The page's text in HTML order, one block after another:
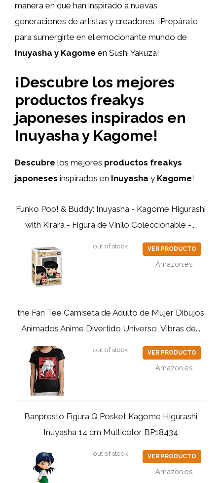
manera en que han inspirado a nuevas
generaciones de artistas y creadores. ¡Prepárate
para sumergirte en el emocionante mundo de
Inuyasha y Kagome en Sushi Yakuza!
¡Descubre los mejores
productos freakys
japoneses inspirados en
Inuyasha y Kagome!
Descubre los mejores productos freakys
japoneses inspirados en Inuyasha y Kagome!
Funko Pop! & Buddy: Inuyasha - Kagome Higurashi
with Kirara - Figura de Vinilo Coleccionable -...
out of stock VER PRODUCTO
Amazon.es
the Fan Tee Camiseta de Adulto de Mujer Dibujos
Animados Anime Divertido Universo, Vibras de...
out of stock VER PRODUCTO
Amazon.es
Banpresto Figura Q Posket Kagome Higurashi
Inuyasha 14 cm Multicolor BP18434
out of stock VER PRODUCTO
Amazon.es